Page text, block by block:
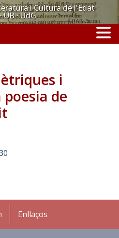
i Cultura de l'Edat
· UdG
i
de
Peu
Enllaços